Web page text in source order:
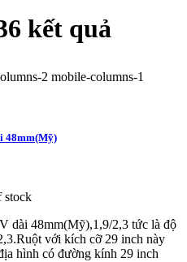
kết quả
2 mobile-columns-1
48mm(Mỹ)
stock
dài 48mm(Mỹ),1,9/2,3 tức là độ
với kích cỡ 29 inch này
hình có đường kính 29 inch